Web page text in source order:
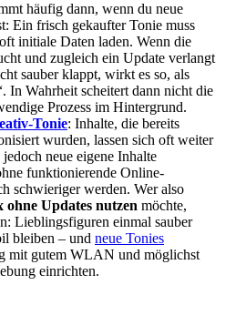
häufig dann, wenn du neue
Ein frisch gekaufter Tonie muss
initiale Daten laden. Wenn die
und zugleich ein Update verlangt
sauber klappt, wirkt es so, als
In Wahrheit scheitert dann nicht die
Prozess im Hintergrund.
Tonie: Inhalte, die bereits
wurden, lassen sich oft weiter
neue eigene Inhalte
funktionierende Online-
schwieriger werden. Wer also
ohne Updates nutzen möchte,
Lieblingsfiguren einmal sauber
bleiben – und neue Tonies
mit gutem WLAN und möglichst
einrichten.